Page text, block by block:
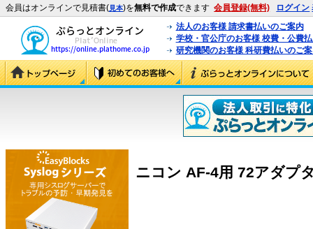
会員はオンラインで見積書(見本)を無料で作成できます 会員登録(無料) ログイン
法人のお客様 請求書払いのご案内
学校・官公庁のお客様 校費・公費
研究機関のお客様 科研費払いのご
ニコン AF-4用 72アダプ